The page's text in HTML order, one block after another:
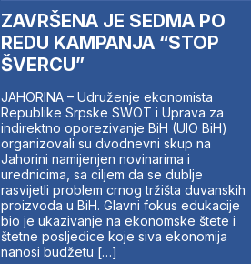
ZAVRŠENA JE SEDMA PO
REDU KAMPANJA “STOP
ŠVERCU”
JAHORINA – Udruženje ekonomista
Republike Srpske SWOT i Uprava za
indirektno oporezivanje BiH (UIO BiH)
organizovali su dvodnevni skup na
Jahorini namijenjen novinarima i
urednicima, sa ciljem da se dublje
rasvijetli problem crnog tržišta duvanskih
proizvoda u BiH. Glavni fokus edukacije
bio je ukazivanje na ekonomske štete i
štetne posljedice koje siva ekonomija
nanosi budžetu […]